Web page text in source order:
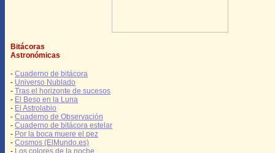
Bitácoras
Astronómicas
- Cuaderno de bitácora
- Universo Nublado
- Tras el horizonte de sucesos
- El Beso en la Luna
- El Astrolabio
- Cuaderno de Observación
- Cuaderno de bitácora estelar
- Por la boca muere el pez
- Cosmos (ElMundo.es)
- Los colores de la noche